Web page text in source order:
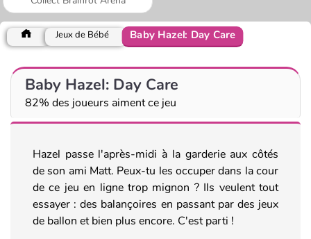
Jeux de Bébé Baby Hazel: Day Care
Baby Hazel: Day Care
82% des joueurs aiment ce jeu
Hazel passe l'après-midi à la garderie aux côtés
de son ami Matt. Peux-tu les occuper dans la cour
de ce jeu en ligne trop mignon ? Ils veulent tout
essayer : des balançoires en passant par des jeux
de ballon et bien plus encore. C'est parti !